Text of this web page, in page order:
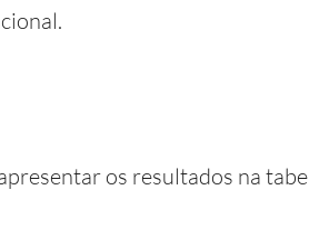
os resultados na